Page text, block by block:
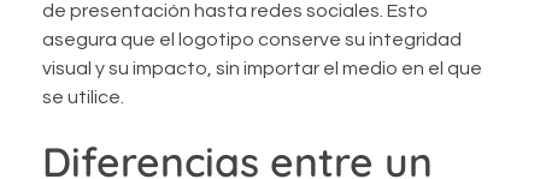
de presentación hasta redes sociales. Esto
asegura que el logotipo conserve su integridad
visual y su impacto, sin importar el medio en el que
se utilice.
Diferencias entre un